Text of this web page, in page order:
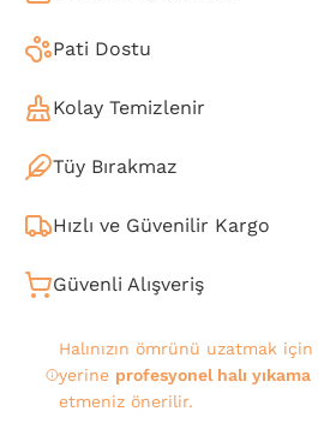
Pati Dostu
Kolay Temizlenir
Tüy Bırakmaz
Hızlı ve Güvenilir Kargo
Güvenli Alışveriş
Halınızın ömrünü uzatmak
yerine profesyonel halı yıkama
etmeniz önerilir.